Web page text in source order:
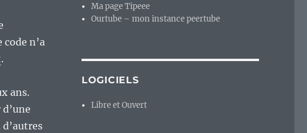
n’a
.
ans.
Ma page Tipeee
Ourtube – mon instance peertube
LOGICIELS
Libre et Ouvert